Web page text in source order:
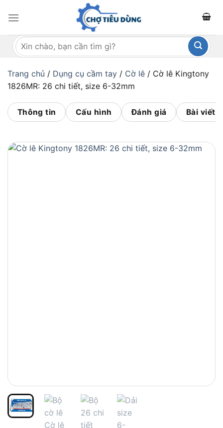
qua
dungTìm
kiếm:
Trang chủ / Dụng cụ cầm tay / Cờ lê / Cờ lê Kingtony
1826MR: 26 chi tiết, size 6-32mm
Thông tin Cấu hình Đánh giá Bài viết